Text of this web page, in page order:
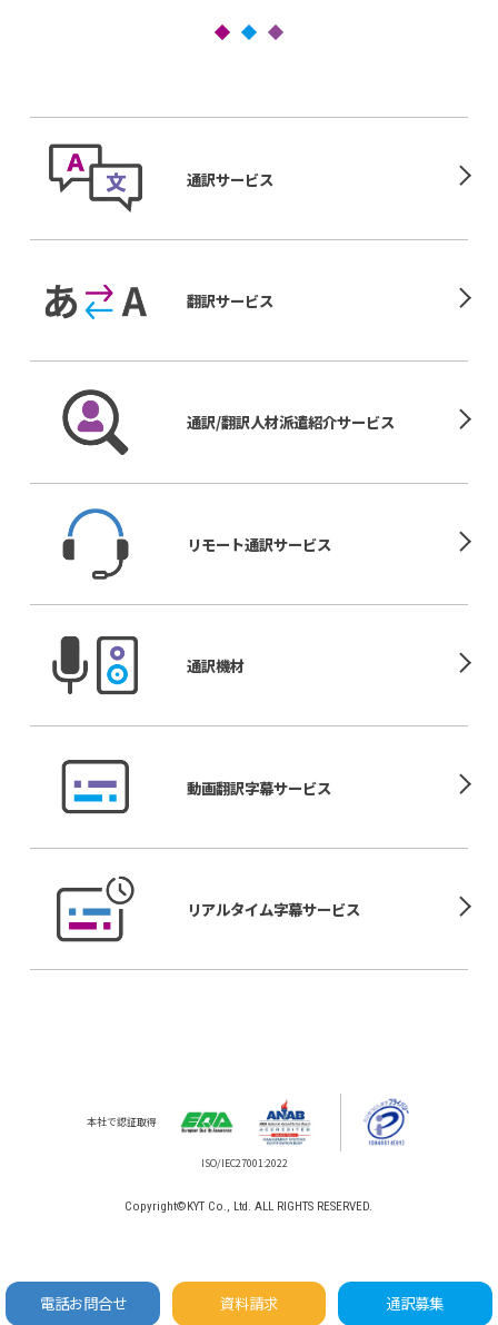
電話お問合せ 資料請求 通訳募集
通訳サービス
翻訳サービス
通訳/翻訳人材派遣紹介サービス
リモート通訳サービス
通訳機材
動画翻訳字幕サービス
リアルタイム字幕サービス
Copyright©KYT Co., Ltd. ALL RIGHTS RESERVED.
本社で認証取得